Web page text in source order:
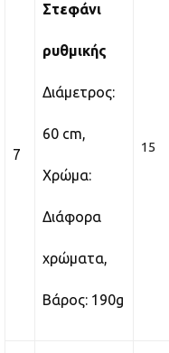
7
Στεφάνι
ρυθμικής
Διάμετρος:
60 cm,
Χρώμα:
Διάφορα
χρώματα,
Βάρος: 190g
15